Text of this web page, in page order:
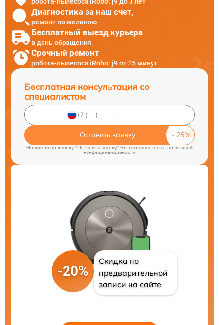
робота-пылесоса iRobot j9 до 3 лет
Диагностика за наш счет,
ремонт по желанию
Бесплатный выезд курьера
в день обращения
Срочный ремонт
робота-пылесоса iRobot j9 от 35 минут
Бесплатная консультация со
специалистом
Оставить заявку
Нажимая на кнопку "Оставить заявку" Вы соглашаетесь cполитикой
конфиденциальности
-20%
Скидка по
предварительной
записи на сайте